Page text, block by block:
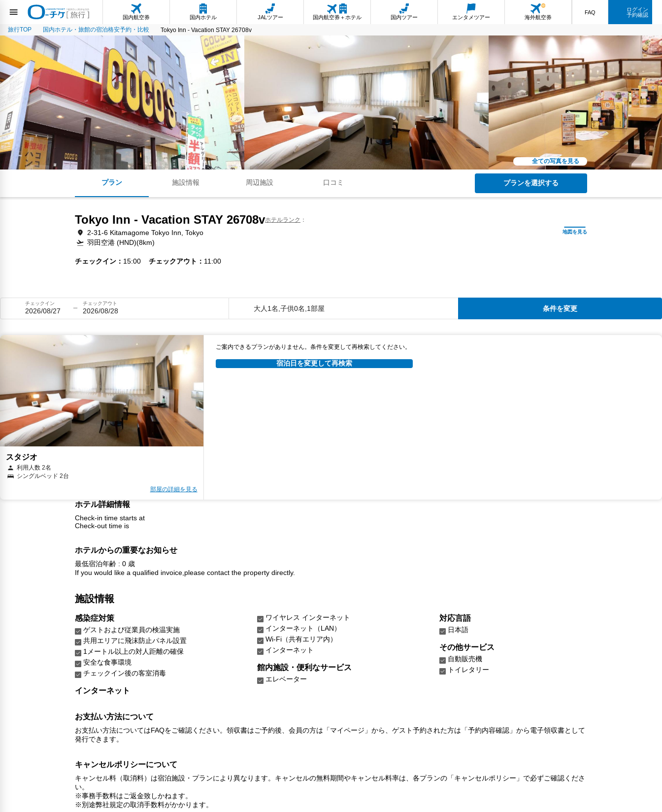
国内航空券 国内ホテル JALツアー 国内航空券＋ホテル 国内ツアー エンタメツアー 海外航空券
FAQ
ログイン
予約確認
旅行TOP 国内ホテル・旅館の宿泊格安予約・比較 Tokyo Inn - Vacation STAY 26708v
全ての写真を見る
プラン 施設情報 周辺施設 口コミ プランを選択する
Tokyo Inn - Vacation STAY 26708vホテルランク
2-31-6 Kitamagome Tokyo Inn, Tokyo
羽田空港 (HND)(8km)
チェックイン 15:00 チェックアウト 11:00
チェックイン
2026/08/27
チェックアウト
2026/08/28 大人1名,子供0名,1部屋 条件を変更
スタジオ
利用人数 2名
シングルベッド 2台
部屋の詳細を見る
ご案内できるプランがありません。条件を変更して再検索してください。
宿泊日を変更して再検索
ホテル詳細情報
Check-in time starts at
Check-out time is
ホテルからの重要なお知らせ
最低宿泊年齢 : 0 歳
If you would like a qualified invoice,please contact the property directly.
施設情報
感染症対策
ゲストおよび従業員の検温実施
共用エリアに飛沫防止パネル設置
1メートル以上の対人距離の確保
安全な食事環境
チェックイン後の客室消毒
インターネット
ワイヤレス インターネット
インターネット（LAN）
Wi-Fi（共有エリア内）
インターネット
館内施設・便利なサービス
エレベーター
対応言語
日本語
その他サービス
自動販売機
トイレタリー
お支払い方法について
お支払い方法についてはFAQをご確認ください。領収書はご予約後、会員の方は「マイページ」から、ゲスト予約された方は「予約内容確認」から電子領収書として
発行できます。
キャンセルポリシーについて
キャンセル料（取消料）は宿泊施設・プランにより異なります。キャンセルの無料期間やキャンセル料率は、各プランの「キャンセルポリシー」で必ずご確認くださ
い。
※事務手数料はご返金致しかねます。
※別途弊社規定の取消手数料がかかります。